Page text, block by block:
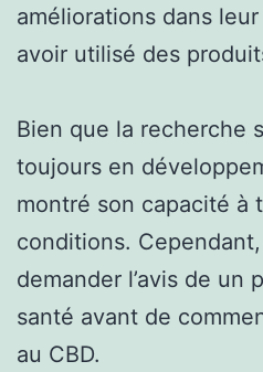
améliorations dans
avoir utilisé des
Bien que la recherche
toujours en
montré son capacité à
conditions.
demander l’avis de un
santé avant de
au CBD.